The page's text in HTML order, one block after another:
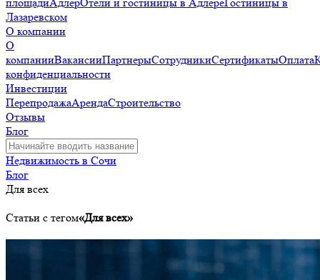
Лазаревском
О компании
О
компанииВакансииПартнерыСотрудникиСертификатыОплата
конфиденциальности
Инвестиции
ПерепродажаАрендаСтроительство
Отзывы
Блог
Недвижимость в Сочи
Блог
Для всех
Статьи с тегом«Для всех»